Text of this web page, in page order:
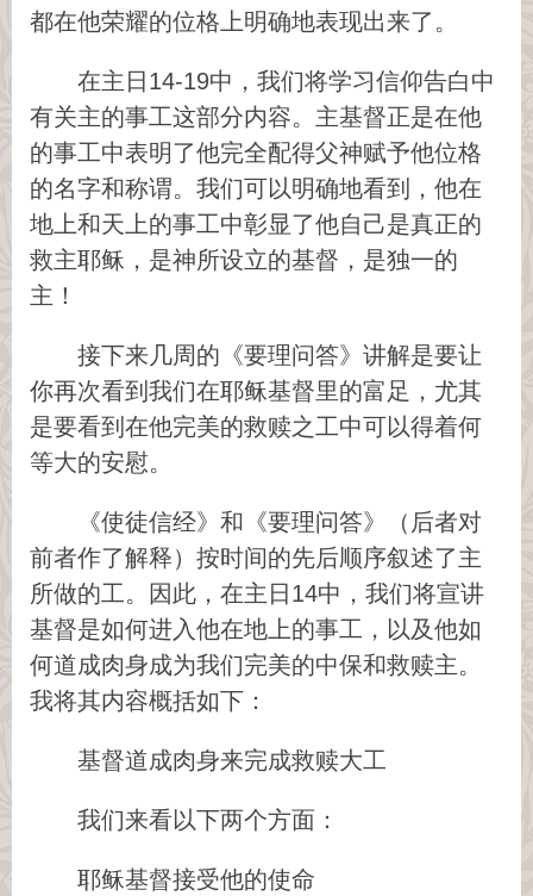
都在他荣耀的位格上明确地表现出来了。
在主日14-19中，我们将学习信仰告白中
有关主的事工这部分内容。主基督正是在他
的事工中表明了他完全配得父神赋予他位格
的名字和称谓。我们可以明确地看到，他在
地上和天上的事工中彰显了他自己是真正的
救主耶稣，是神所设立的基督，是独一的
主！
接下来几周的《要理问答》讲解是要让
你再次看到我们在耶稣基督里的富足，尤其
是要看到在他完美的救赎之工中可以得着何
等大的安慰。
《使徒信经》和《要理问答》（后者对
前者作了解释）按时间的先后顺序叙述了主
所做的工。因此，在主日14中，我们将宣讲
基督是如何进入他在地上的事工，以及他如
何道成肉身成为我们完美的中保和救赎主。
我将其内容概括如下：
基督道成肉身来完成救赎大工
我们来看以下两个方面：
耶稣基督接受他的使命